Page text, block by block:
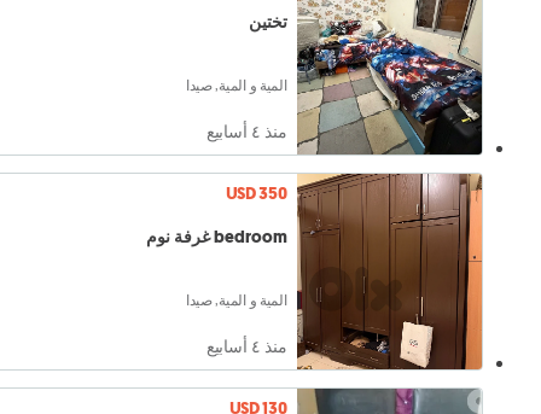
تختين
المية و المية, صيدا
منذ ٤ أسابيع
USD 350
bedroom غرفة نوم
المية و المية, صيدا
منذ ٤ أسابيع
USD 130